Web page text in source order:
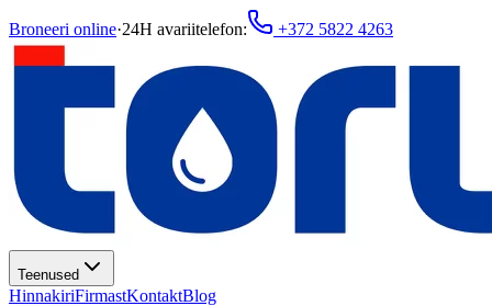
Broneeri online·24H avariitelefon: +372 5822 4263
Teenused
HinnakiriFirmastKontaktBlog